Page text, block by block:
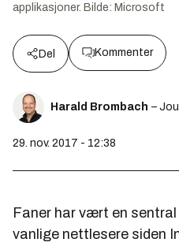
applikasjoner. Bilde: Microsoft
Del Kommenter
Harald Brombach –
29. nov. 2017 - 12:38
Faner har vært en
vanlige nettlesere siden